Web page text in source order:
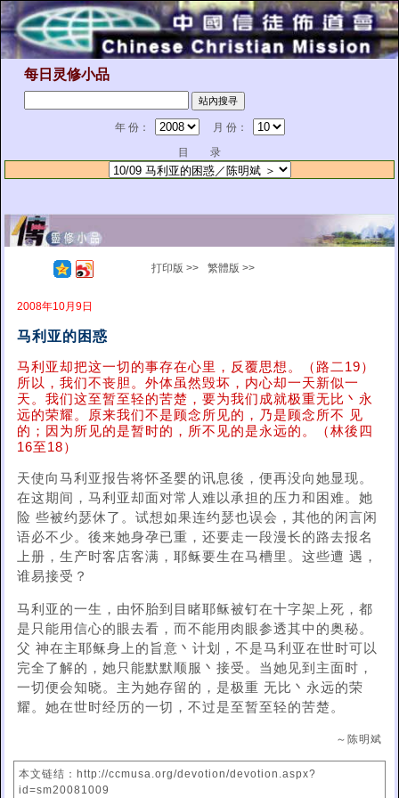
每日灵修小品
年 份：
月 份：
目 录
打印版 >> 繁體版 >>
2008年10月9日
马利亚的困惑
马利亚却把这一切的事存在心里，反覆思想。（路二19）
所以，我们不丧胆。外体虽然毁坏，内心却一天新似一
天。我们这至暂至轻的苦楚，要为我们成就极重无比丶永
远的荣耀。原来我们不是顾念所见的，乃是顾念所不 见
的；因为所见的是暂时的，所不见的是永远的。（林後四
16至18）
天使向马利亚报告将怀圣婴的讯息後，便再没向她显现。
在这期间，马利亚却面对常人难以承担的压力和困难。她
险 些被约瑟休了。试想如果连约瑟也误会，其他的闲言闲
语必不少。後来她身孕已重，还要走一段漫长的路去报名
上册，生产时客店客满，耶稣要生在马槽里。这些遭 遇，
谁易接受？
马利亚的一生，由怀胎到目睹耶稣被钉在十字架上死，都
是只能用信心的眼去看，而不能用肉眼参透其中的奥秘。
父 神在主耶稣身上的旨意丶计划，不是马利亚在世时可以
完全了解的，她只能默默顺服丶接受。当她见到主面时，
一切便会知晓。主为她存留的，是极重 无比丶永远的荣
耀。她在世时经历的一切，不过是至暂至轻的苦楚。
～陈明斌
本文链结：http://ccmusa.org/devotion/devotion.aspx?
id=sm20081009